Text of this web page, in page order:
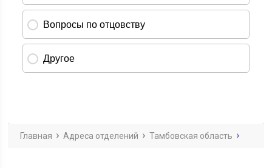
Главная Адреса отделений Тамбовская область